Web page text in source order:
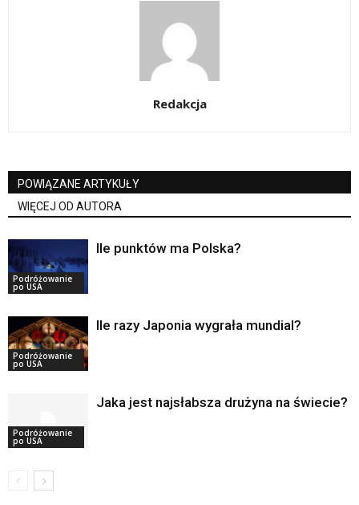
Redakcja
POWIĄZANE ARTYKUŁY
WIĘCEJ OD AUTORA
Podróżowanie
po USA
Ile punktów ma Polska?
Podróżowanie
po USA
Ile razy Japonia wygrała mundial?
Podróżowanie
po USA
Jaka jest najsłabsza drużyna na świecie?